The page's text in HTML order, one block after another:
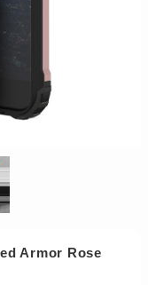
Armor Rose